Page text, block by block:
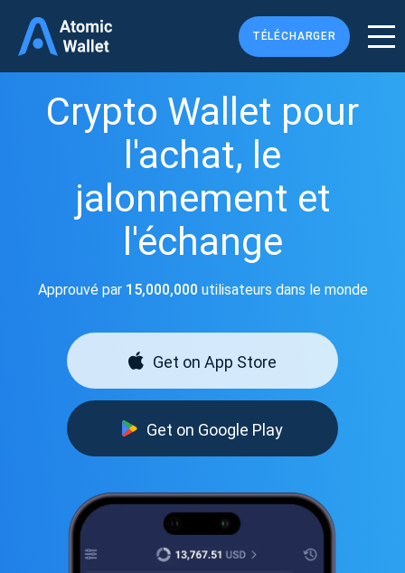
TÉLÉCHARGER
Crypto Wallet pour
l'achat, le
jalonnement et
l'échange
Approuvé par 15,000,000 utilisateurs dans le monde
Get on App Store
Get on Google Play